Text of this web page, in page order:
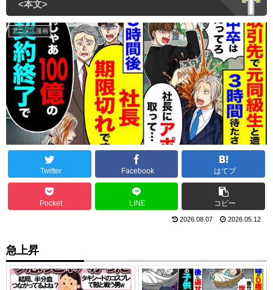
アニメ・漫画
Twitter Facebook はてブ
Pocket LINE コピー
2026.08.07 2026.05.12
急上昇